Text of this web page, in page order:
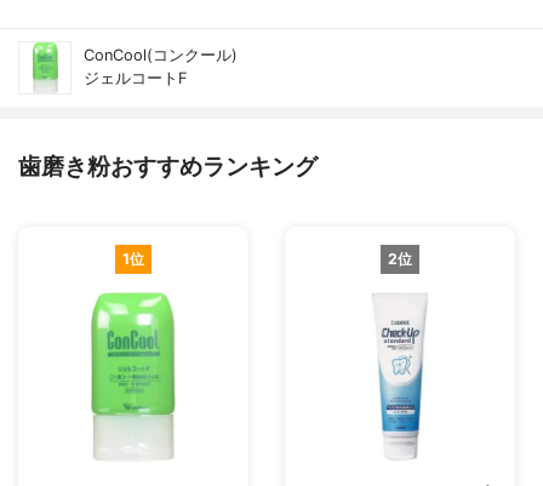
ConCool(コンクール)
ジェルコートF
歯磨き粉おすすめランキング
1位 2位